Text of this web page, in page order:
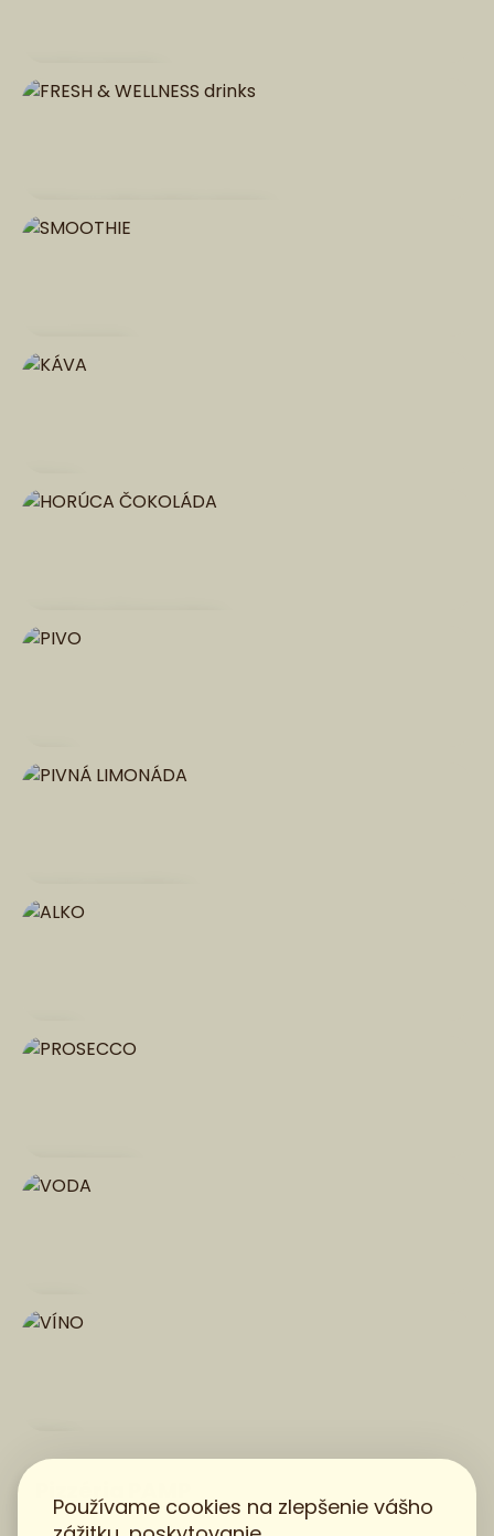
Používame cookies na zlepšenie vášho
PAMP koktaily
FRESH & WELLNESS drinks
SMOOTHIE
KÁVA
HORÚCA ČOKOLÁDA
PIVO
PIVNÁ LIMONÁDA
ALKO
PROSECCO
VODA
Pizzéria PAMP